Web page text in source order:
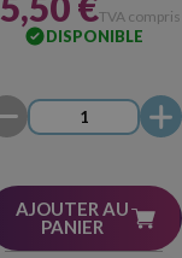
TVA
DISPONIBLE
AJOUTER AU
PANIER